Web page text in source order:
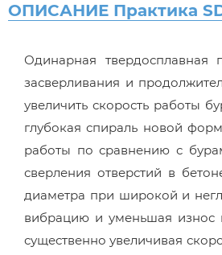
ОПИСАНИЕ Практика
Одинарная
засверливания и
увеличить скорость работы
глубокая спираль новой
работы по сравнению с
сверления отверстий в
диаметра при широкой и
вибрацию и уменьшая износ
существенно увеличивая